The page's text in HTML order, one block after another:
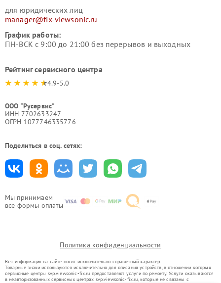
Мы принимаем
все формы оплаты
для юридических лиц
manager@fix-viewsonic.ru
График работы:
ПН-ВСК с 9:00 до 21:00 без перерывов и выходных
Рейтинг сервисного центра
4.9-5.0
ООО "Русервис"
ИНН 7702633247
ОГРН 1077746335776
Поделиться в соц. сетях:
Политика конфиденциальности
Вся информация на сайте носит исключительно справочный характер.
Товарные знаки используются исключительно для описания устройств, в отношении которых
сервисные центры svp.viewsonic-fix.ru предоставляют услуги по ремонту. Услуги оказываются
в неавторизованных сервисных центрах svp.viewsonic-fix.ru, которые не связаны с